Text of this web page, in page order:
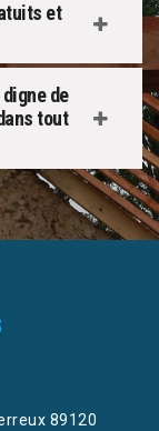
et
de
tout
89120